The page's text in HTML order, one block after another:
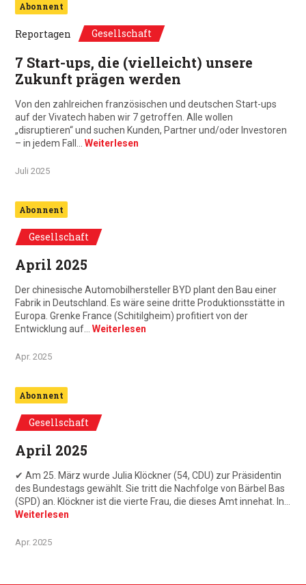
Abonnent
Reportagen Gesellschaft
7 Start-ups, die (vielleicht) unsere
Zukunft prägen werden
Von den zahlreichen französischen und deutschen Start-ups
auf der Vivatech haben wir 7 getroffen. Alle wollen
„disruptieren“ und suchen Kunden, Partner und/oder Investoren
– in jedem Fall… Weiterlesen
Juli 2025
Abonnent
Gesellschaft
April 2025
Der chinesische Automobilhersteller BYD plant den Bau einer
Fabrik in Deutschland. Es wäre seine dritte Produktionsstätte in
Europa. Grenke France (Schitilgheim) profitiert von der
Entwicklung auf… Weiterlesen
Apr. 2025
Abonnent
Gesellschaft
April 2025
✔ Am 25. März wurde Julia Klöckner (54, CDU) zur Präsidentin
des Bundestags gewählt. Sie tritt die Nachfolge von Bärbel Bas
(SPD) an. Klöckner ist die vierte Frau, die dieses Amt innehat. In…
Weiterlesen
Apr. 2025